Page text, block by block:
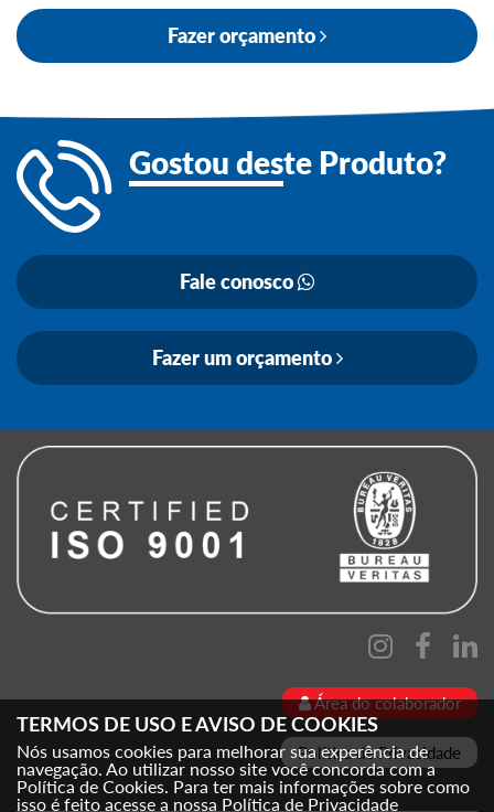
Fazer orçamento
Gostou deste Produto?
Fale conosco
Fazer um orçamento
TERMOS DE USO E AVISO DE COOKIES
Nós usamos cookies para melhorar sua experência de
navegação. Ao utilizar nosso site você concorda com a
Política de Cookies. Para ter mais informações sobre como
isso é feito acesse a nossa Política de Privacidade
Área do colaborador
Política de Privacidade